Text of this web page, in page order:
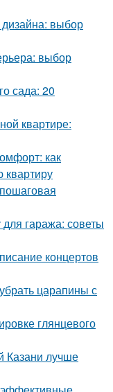
выбор
выбор
сада: 20
квартире:
как
квартиру
для гаража: советы
концертов
царапины с
глянцевого
Казани лучше